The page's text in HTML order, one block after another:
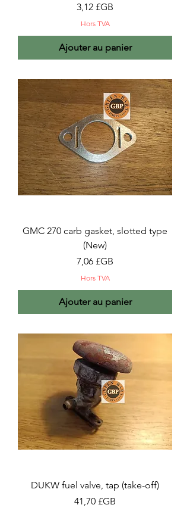
Prix
3,12 £GB
Hors TVA
Ajouter au panier
GMC 270 carb gasket, slotted type
(New)
Prix
7,06 £GB
Hors TVA
Ajouter au panier
DUKW fuel valve, tap (take-off)
Prix
41,70 £GB